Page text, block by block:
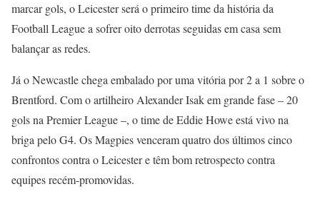
marcar gols, o Leicester será o primeiro time da história da
Football League a sofrer oito derrotas seguidas em casa sem
balançar as redes.
Já o Newcastle chega embalado por uma vitória por 2 a 1 sobre o
Brentford. Com o artilheiro Alexander Isak em grande fase – 20
gols na Premier League –, o time de Eddie Howe está vivo na
briga pelo G4. Os Magpies venceram quatro dos últimos cinco
confrontos contra o Leicester e têm bom retrospecto contra
equipes recém-promovidas.